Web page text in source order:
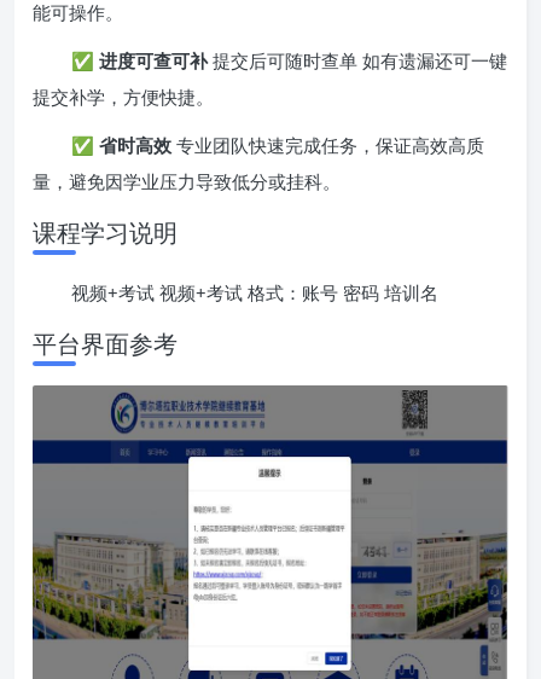
能可操作。
✅ 进度可查可补提交后可随时查单 如有遗漏还可一键
提交补学，方便快捷。
✅ 省时高效 专业团队快速完成任务，保证高效高质
量，避免因学业压力导致低分或挂科。
课程学习说明
视频+考试 视频+考试 格式：账号 密码 培训名
平台界面参考